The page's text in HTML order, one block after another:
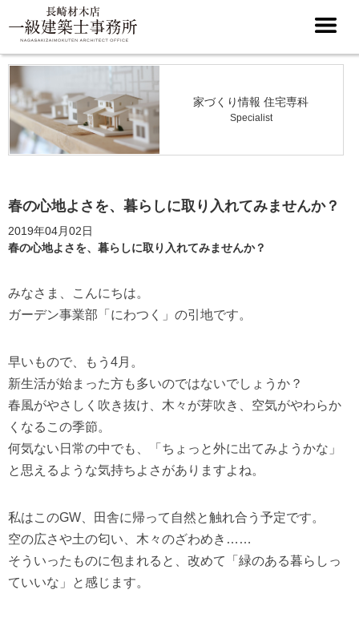
家づくり情報 住宅専科
Specialist
春の心地よさを、暮らしに取り入れてみませんか？
2019年04月02日
春の心地よさを、暮らしに取り入れてみませんか？
みなさま、こんにちは。
ガーデン事業部「にわつく」の引地です。
早いもので、もう4月。
新生活が始まった方も多いのではないでしょうか？
春風がやさしく吹き抜け、木々が芽吹き、空気がやわらか
くなるこの季節。
何気ない日常の中でも、「ちょっと外に出てみようかな」
と思えるような気持ちよさがありますよね。
私はこのGW、田舎に帰って自然と触れ合う予定です。
空の広さや土の匂い、木々のざわめき……
そういったものに包まれると、改めて「緑のある暮らしっ
ていいな」と感じます。